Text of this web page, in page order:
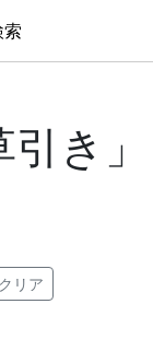
き」
クリア